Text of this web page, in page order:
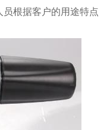
根据客户的用途特点